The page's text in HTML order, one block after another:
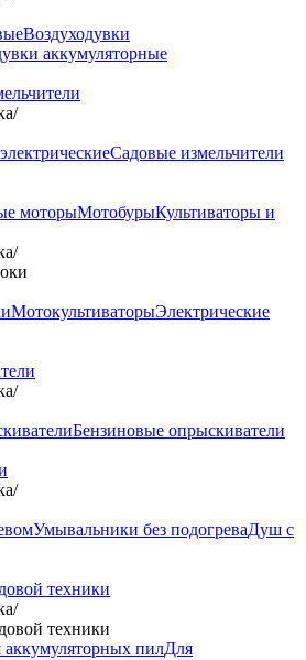
Воздуходувки
аккумуляторные
/
Садовые измельчители
моторыМотобурыКультиваторы и
/
МотокультиваторыЭлектрические
/
Бензиновые опрыскиватели
/
Умывальники без подогреваДуш с
техники
/
техники
аккумуляторных пилДля